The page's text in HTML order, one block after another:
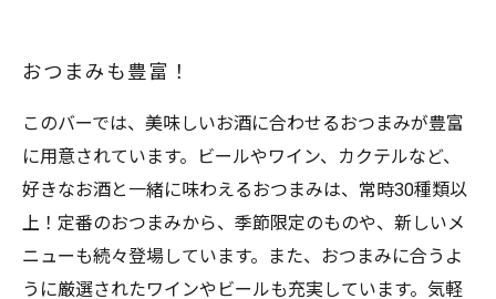
おつまみも豊富！
このバーでは、美味しいお酒に合わせるおつまみが豊富
に用意されています。ビールやワイン、カクテルなど、
好きなお酒と一緒に味わえるおつまみは、常時30種類以
上！定番のおつまみから、季節限定のものや、新しいメ
ニューも続々登場しています。また、おつまみに合うよ
うに厳選されたワインやビールも充実しています。気軽